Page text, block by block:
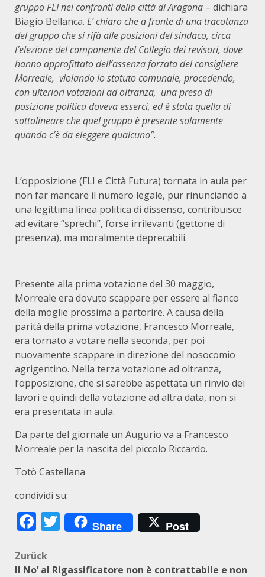
gruppo FLI nei confronti della città di Aragona – dichiara
Biagio Bellanca. E’ chiaro che a fronte di una tracotanza
del gruppo che si rifà alle posizioni del sindaco, circa
l’elezione del componente del Collegio dei revisori, dove
hanno approfittato dell’assenza forzata del consigliere
Morreale, violando lo statuto comunale, procedendo,
con ulteriori votazioni ad oltranza, una presa di
posizione politica doveva esserci, ed è stata quella di
sottolineare che quel gruppo è presente solamente
quando c’è da eleggere qualcuno”.
L’opposizione (FLI e Città Futura) tornata in aula per
non far mancare il numero legale, pur rinunciando a
una legittima linea politica di dissenso, contribuisce
ad evitare “sprechi”, forse irrilevanti (gettone di
presenza), ma moralmente deprecabili.
Presente alla prima votazione del 30 maggio,
Morreale era dovuto scappare per essere al fianco
della moglie prossima a partorire. A causa della
parità della prima votazione, Francesco Morreale,
era tornato a votare nella seconda, per poi
nuovamente scappare in direzione del nosocomio
agrigentino. Nella terza votazione ad oltranza,
l’opposizione, che si sarebbe aspettata un rinvio dei
lavori e quindi della votazione ad altra data, non si
era presentata in aula.
Da parte del giornale un Augurio va a Francesco
Morreale per la nascita del piccolo Riccardo.
Totò Castellana
condividi su:
Facebook
Twitter
Share Post
Beitragsnavigation
Zurück
Il No’ al Rigassificatore non è contrattabile e non